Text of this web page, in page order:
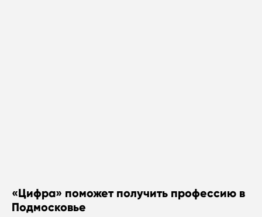
«Цифра» поможет получить профессию в
Подмосковье